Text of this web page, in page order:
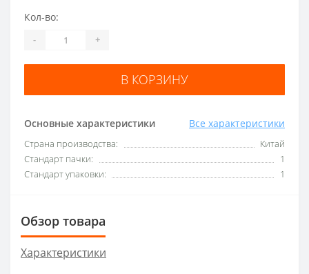
Основные характеристики Все характеристики
Страна производства:
Китай
Стандарт пачки:
1
Стандарт упаковки:
1
Кол-во:
- +
В КОРЗИНУ
Обзор товара
Характеристики